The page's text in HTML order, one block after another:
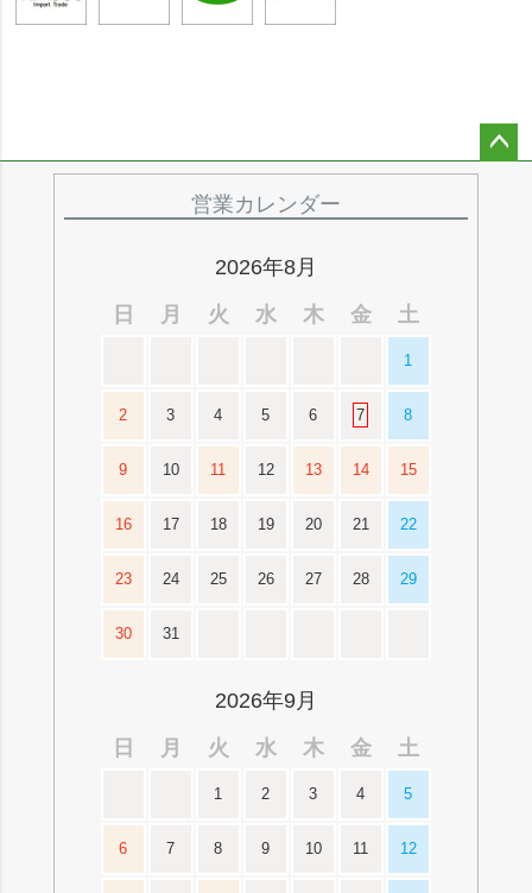
営業カレンダー
2026年8月
日
月 火 水 木 金 土
1
2 3 4 5 6 7 8
9 10 11 12 13 14 15
16 17 18 19 20 21 22
23 24 25 26 27 28 29
30 31
2026年9月
日
月 火 水 木 金 土
1 2 3 4 5
6 7 8 9 10 11 12